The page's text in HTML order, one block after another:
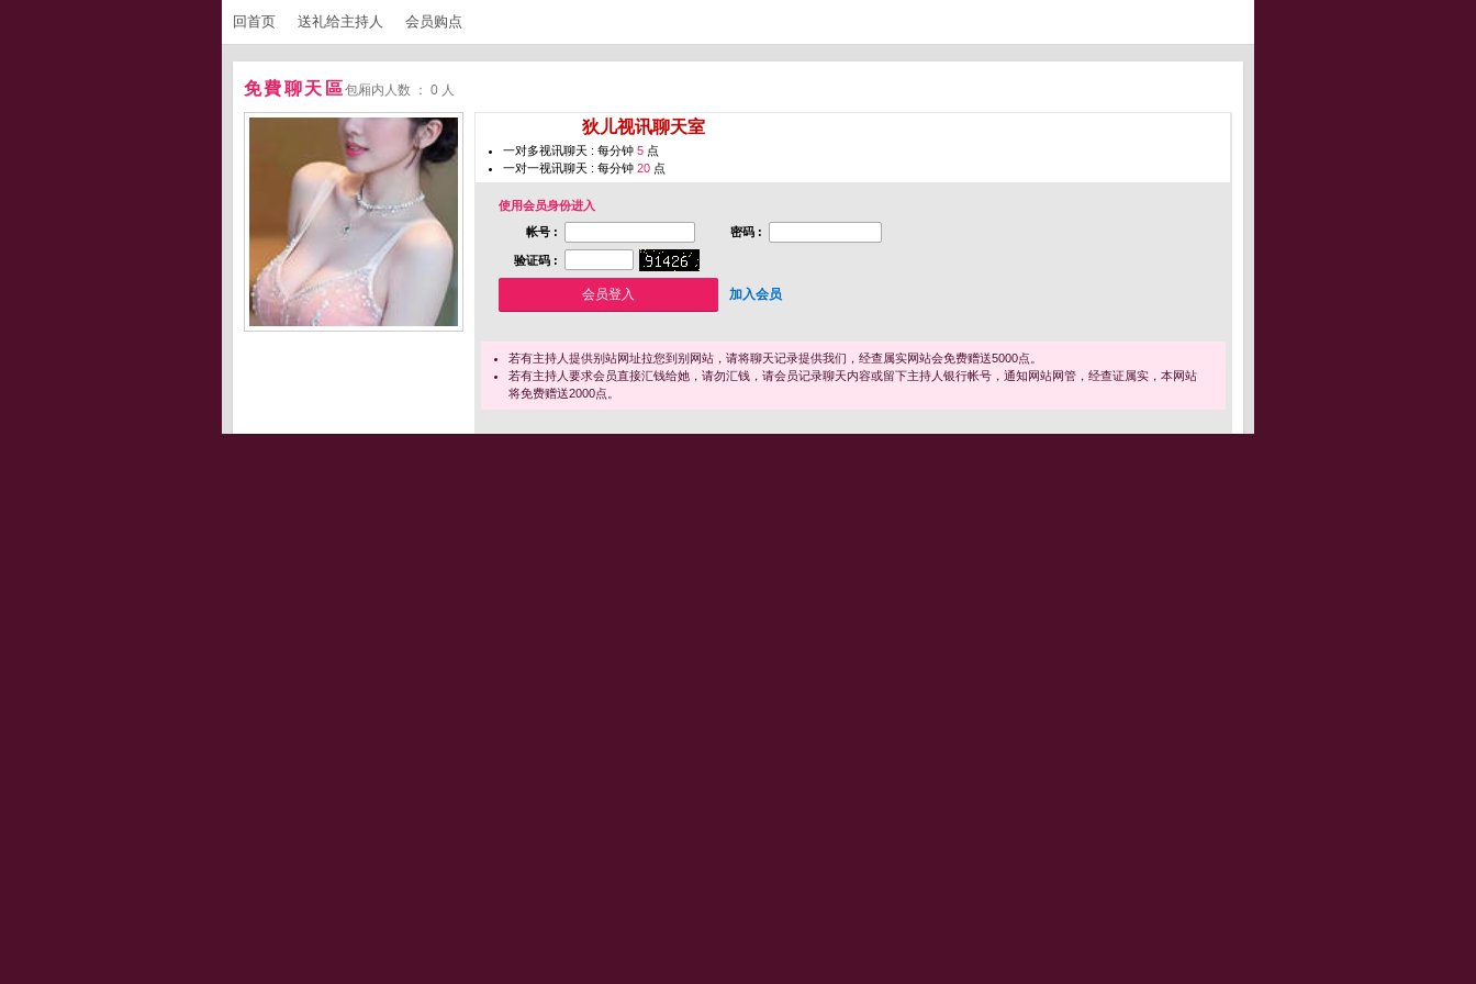
回首页 送礼给主持人 会员购点
免費聊天區包厢内人数 ： 0 人
狄儿视讯聊天室
一对多视讯聊天 : 每分钟 5 点
一对一视讯聊天 : 每分钟 20 点
使用会员身份进入
帐号 :
密码 :
验证码 :
加入会员
若有主持人提供别站网址拉您到别网站，请将聊天记录提供我们，经查属实网站会免费赠送5000点。
若有主持人要求会员直接汇钱给她，请勿汇钱，请会员记录聊天内容或留下主持人银行帐号，通知网站网管，经查证属实，本网站
将免费赠送2000点。